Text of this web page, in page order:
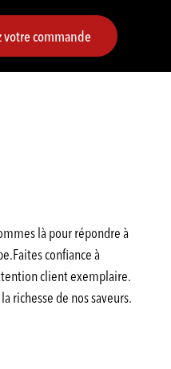
votre commande
là pour répondre à
confiance à
client exemplaire.
richesse de nos saveurs.